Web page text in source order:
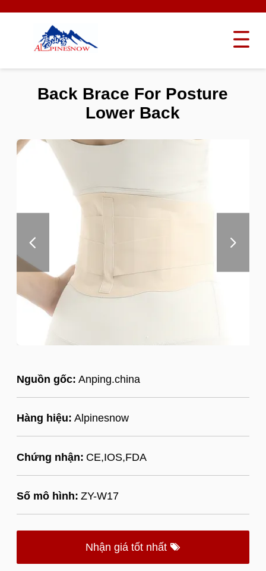
Nguồn gốc: Anping.china
Hàng hiệu: Alpinesnow
Chứng nhận: CE,IOS,FDA
Số mô hình: ZY-W17
Nhận giá tốt nhất
Back Brace For Posture
Lower Back